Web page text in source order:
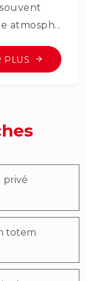
atmosph...
PLUS
privé
totem